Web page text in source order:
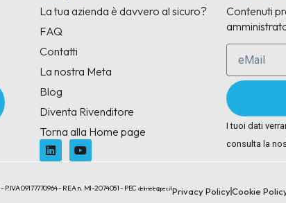
La tua azienda è davvero al sicuro?
FAQ
Contatti
La nostra Meta
Blog
Diventa Rivenditore
Torna alla Home page
Contenuti
I tuoi dati
consulta la
09177770964 - REA n. MI-2074051 - PEC delmiele@pec.itPrivacy PolicyCookie